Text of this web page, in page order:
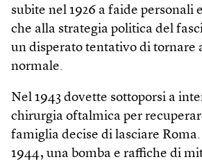
subite nel 1926 a faide personali
che alla strategia politica del
un disperato tentativo di tornare
normale.
Nel 1943 dovette sottoporsi a
chirurgia oftalmica per
famiglia decise di lasciare
1944, una bomba e raffiche di